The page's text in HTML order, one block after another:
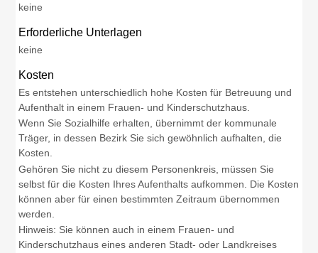
keine
Erforderliche Unterlagen
keine
Kosten
Es entstehen unterschiedlich hohe Kosten für Betreuung und
Aufenthalt in einem Frauen- und Kinderschutzhaus.
Wenn Sie Sozialhilfe erhalten, übernimmt der kommunale
Träger, in dessen Bezirk Sie sich gewöhnlich aufhalten, die
Kosten.
Gehören Sie nicht zu diesem Personenkreis, müssen Sie
selbst für die Kosten Ihres Aufenthalts aufkommen. Die Kosten
können aber für einen bestimmten Zeitraum übernommen
werden.
Hinweis: Sie können auch in einem Frauen- und
Kinderschutzhaus eines anderen Stadt- oder Landkreises